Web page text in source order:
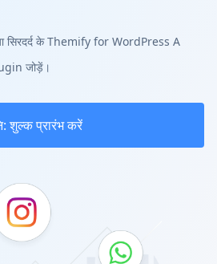
सिरदर्द के Themify for WordPress A
जोड़ें।
शुल्क प्रारंभ करें